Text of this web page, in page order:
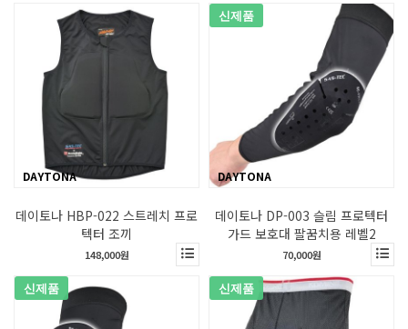
DAYTONA
데이토나 HBP-022 스트레치 프로
텍터 조끼
148,000원
신제품
DAYTONA
데이토나 DP-003 슬림 프로텍터
가드 보호대 팔꿈치용 레벨2
70,000원
신제품 신제품